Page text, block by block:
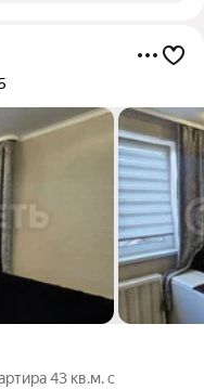
43 кв.м. с